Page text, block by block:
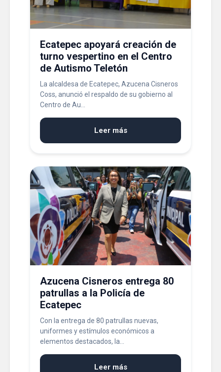
Ecatepec apoyará creación de
turno vespertino en el Centro
de Autismo Teletón
La alcaldesa de Ecatepec, Azucena Cisneros
Coss, anunció el respaldo de su gobierno al
Centro de Au...
Leer más
Azucena Cisneros entrega 80
patrullas a la Policía de
Ecatepec
Con la entrega de 80 patrullas nuevas,
uniformes y estímulos económicos a
elementos destacados, la...
Leer más